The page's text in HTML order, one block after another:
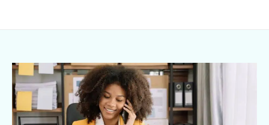
Vida
Digital:
Menos
Pestañas
y